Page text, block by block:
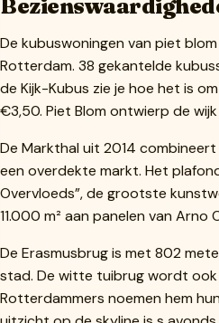
De kubuswoningen van piet
Rotterdam. 38 gekantelde
de Kijk-Kubus zie je hoe het is
€3,50. Piet Blom ontwierp de
De Markthal uit 2014
een overdekte markt. Het
Overvloeds”, de grootste
11.000 m² aan panelen van Arno
De Erasmusbrug is met 802
stad. De witte tuibrug wordt ook
Rotterdammers noemen hem